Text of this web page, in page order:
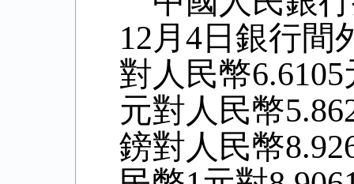
12 月 4日銀行間
對人民幣6.6105
元對人民幣5.
鎊對人民幣8